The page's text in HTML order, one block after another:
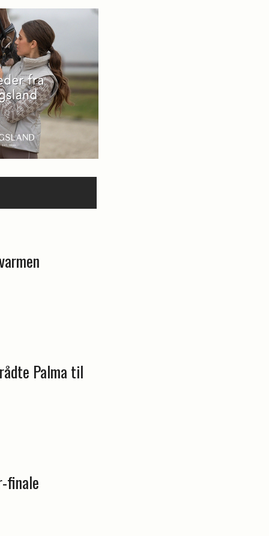
Palma til
finale